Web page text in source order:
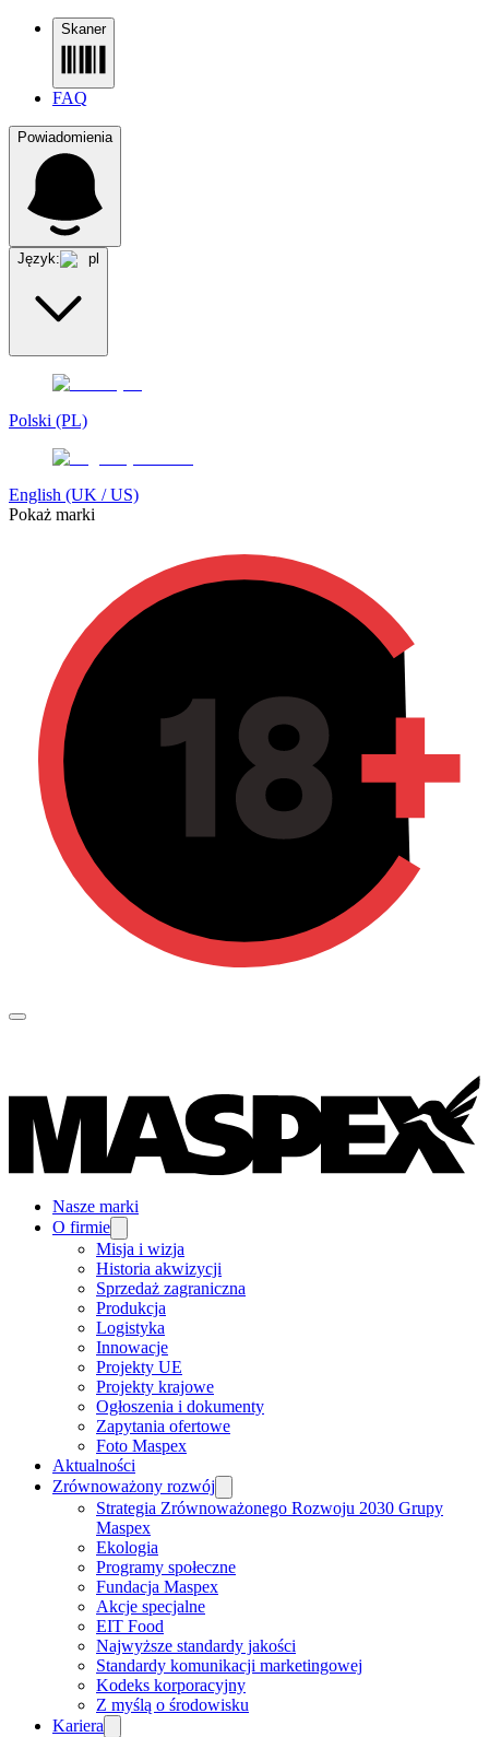
Skaner
FAQ
Powiadomienia
Język: pl
Polski (PL)
English (UK / US)
Pokaż marki
Nasze marki
O firmie
Misja i wizja
Historia akwizycji
Sprzedaż zagraniczna
Produkcja
Logistyka
Innowacje
Projekty UE
Projekty krajowe
Ogłoszenia i dokumenty
Zapytania ofertowe
Foto Maspex
Aktualności
Zrównoważony rozwój
Strategia Zrównoważonego Rozwoju 2030 Grupy
Maspex
Ekologia
Programy społeczne
Fundacja Maspex
Akcje specjalne
EIT Food
Najwyższe standardy jakości
Standardy komunikacji marketingowej
Kodeks korporacyjny
Z myślą o środowisku
Kariera